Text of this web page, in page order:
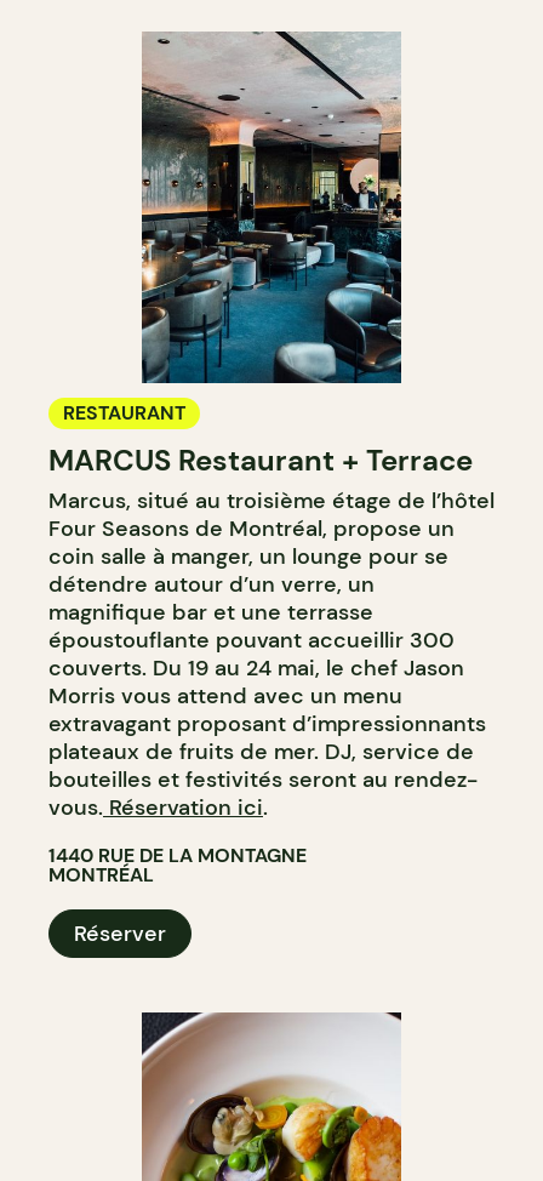
RESTAURANT
MARCUS Restaurant + Terrace
Marcus, situé au troisième étage de l’hôtel
Four Seasons de Montréal, propose un
coin salle à manger, un lounge pour se
détendre autour d’un verre, un
magnifique bar et une terrasse
époustouflante pouvant accueillir 300
couverts. Du 19 au 24 mai, le chef Jason
Morris vous attend avec un menu
extravagant proposant d’impressionnants
plateaux de fruits de mer. DJ, service de
bouteilles et festivités seront au rendez-
vous. Réservation ici.
1440 RUE DE LA MONTAGNE
MONTRÉAL
Réserver